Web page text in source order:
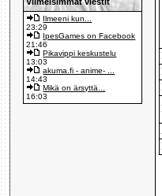
Ilmeeni kun...
23:29
IpesGames on Facebook
21:46
Pikavippi keskustelu
13:03
akuma.fi - anime- ...
14:43
Mikä on ärsyttä...
16:03